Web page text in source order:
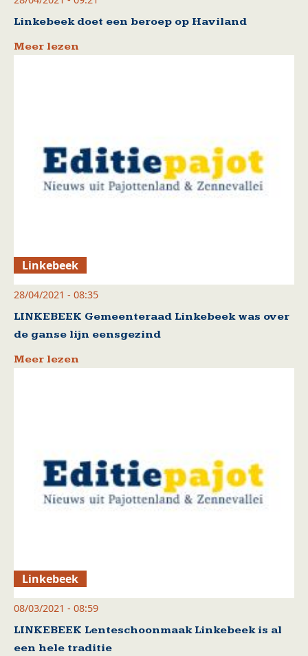
Linkebeek doet een beroep op Haviland
Meer lezen
Linkebeek
28/04/2021 - 08:35
LINKEBEEK Gemeenteraad Linkebeek was over
de ganse lijn eensgezind
Meer lezen
Linkebeek
08/03/2021 - 08:59
LINKEBEEK Lenteschoonmaak Linkebeek is al
een hele traditie